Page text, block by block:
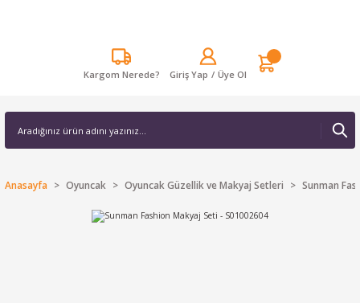
Kargom Nerede? Giriş Yap / Üye Ol
Anasayfa Oyuncak Oyuncak Güzellik ve Makyaj Setleri Sunman